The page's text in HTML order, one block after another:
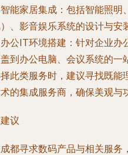
智能家居集成 ：包括智能照
、影音娱乐系统的设计与安
办公IT环境搭建 ：针对企业
到办公电脑、会议系统的一
此类服务时，建议寻找既能
的集成服务商，确保美观与
议
都寻求数码产品与相关服务